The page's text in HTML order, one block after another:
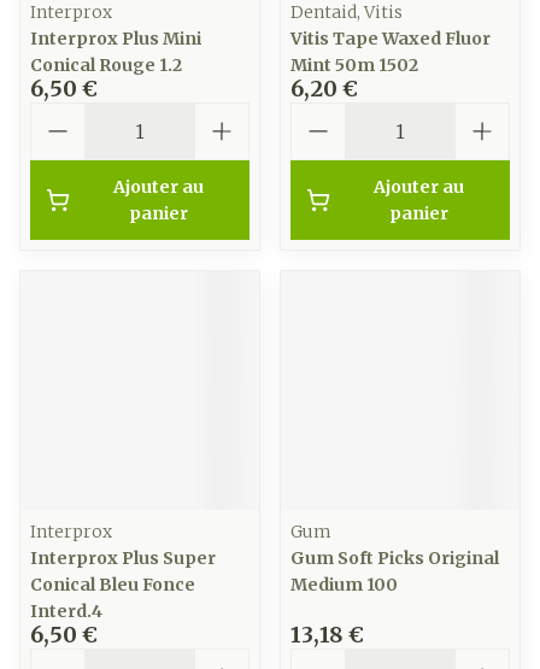
Interprox
Interprox Plus Mini
Conical Rouge 1.2
6,50 €
Ajouter au
panier
Dentaid, Vitis
Vitis Tape Waxed Fluor
Mint 50m 1502
6,20 €
Ajouter au
panier
Interprox
Interprox Plus Super
Conical Bleu Fonce
Interd.4
6,50 €
Gum
Gum Soft Picks Original
Medium 100
13,18 €